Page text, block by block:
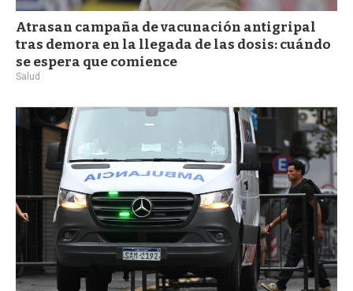
Atrasan campaña de vacunación antigripal
tras demora en la llegada de las dosis: cuándo
se espera que comience
Salud